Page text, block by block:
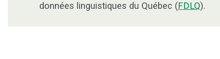
données linguistiques du Québec (FDLQ).